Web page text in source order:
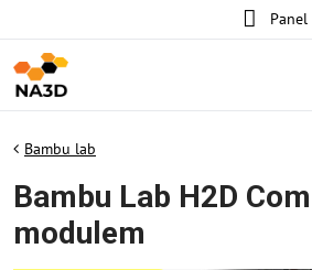
Bambu lab
Bambu Lab H2D
modulem